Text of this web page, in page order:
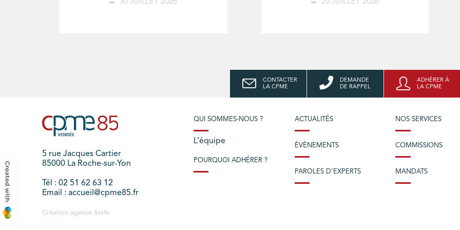
30 JUILLET 2026 20 JUILLET 2026
CONTACTER
LA CPME
DEMANDE
DE RAPPEL
ADHÉRER À
LA CPME
5 rue Jacques Cartier
85000 La Roche-sur-Yon
Tél : 02 51 62 63 12
Email : accueil@cpme85.fr
Création agence Stafe
QUI SOMMES-NOUS ?
L’équipe
POURQUOI ADHÉRER ?
ACTUALITÉS
ÉVÈNEMENTS
PAROLES D’EXPERTS
NOS SERVICES
COMMISSIONS
MANDATS